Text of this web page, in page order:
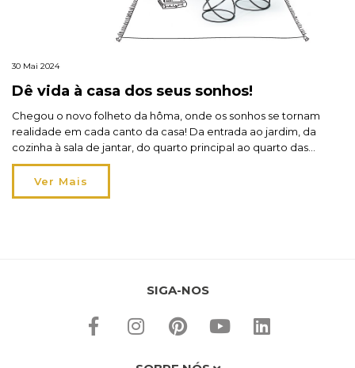
30 Mai 2024
Dê vida à casa dos seus sonhos!
Chegou o novo folheto da hôma, onde os sonhos se tornam
realidade em cada canto da casa! Da entrada ao jardim, da
cozinha à sala de jantar, do quarto principal ao quarto das
crianças: o folheto hôma nova casa traz móveis para todos os
espaços. De 30 de maio a 17 de junho, encontre as […]
Ver Mais
SIGA-NOS